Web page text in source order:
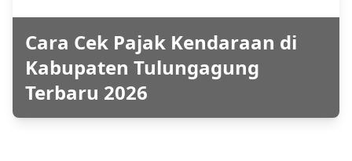
Cara Cek Pajak Kendaraan di
Kabupaten Tulungagung
Terbaru 2026